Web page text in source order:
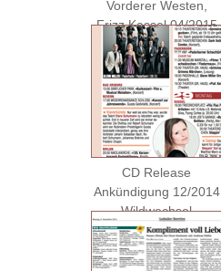
Vorderer Westen,
Frizz Kassel 04/2015
CD Release
Ankündigung 12/2014
Wildwechsel